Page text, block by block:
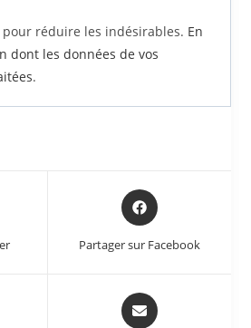
réduire les indésirables. En
dont les données de vos
.
Partager sur Facebook